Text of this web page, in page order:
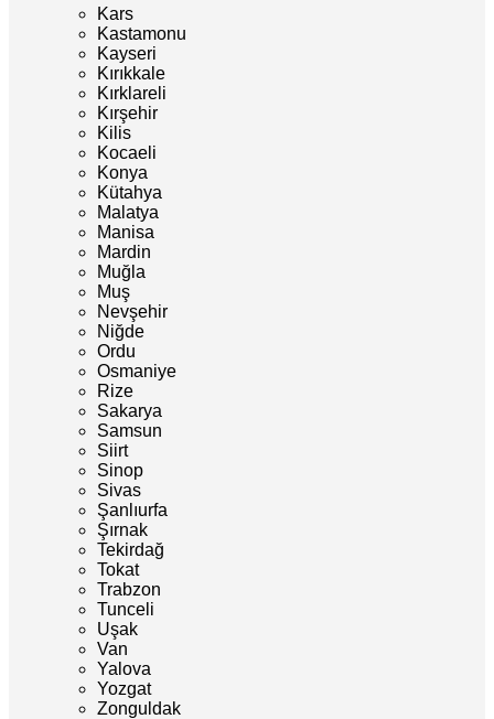
Kars
Kastamonu
Kayseri
Kırıkkale
Kırklareli
Kırşehir
Kilis
Kocaeli
Konya
Kütahya
Malatya
Manisa
Mardin
Muğla
Muş
Nevşehir
Niğde
Ordu
Osmaniye
Rize
Sakarya
Samsun
Siirt
Sinop
Sivas
Şanlıurfa
Şırnak
Tekirdağ
Tokat
Trabzon
Tunceli
Uşak
Van
Yalova
Yozgat
Zonguldak